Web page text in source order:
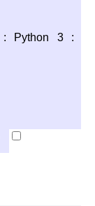
: Python 3 :